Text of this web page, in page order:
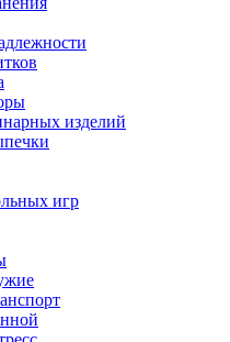
изделий
игр